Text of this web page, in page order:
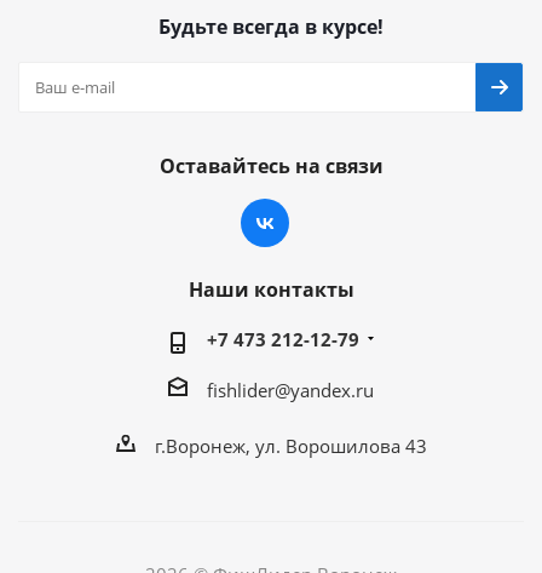
Будьте всегда в курсе!
Оставайтесь на связи
Наши контакты
+7 473 212-12-79
fishlider@yandex.ru
г.Воронеж, ул. Ворошилова 43